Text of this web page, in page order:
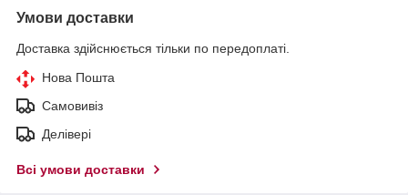
Умови доставки
Доставка здійснюється тільки по передоплаті.
Нова Пошта
Самовивіз
Делівері
Всі умови доставки